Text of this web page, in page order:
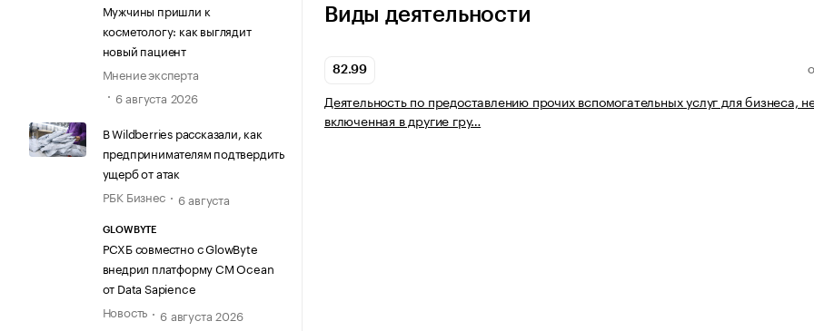
Мужчины пришли к
косметологу: как выглядит
новый пациент
Мнение эксперта
6 августа 2026
В Wildberries рассказали, как
предпринимателям подтвердить
ущерб от атак
РБК Бизнес
6 августа
GLOWBYTE
РСХБ совместно с GlowByte
внедрил платформу CM Ocean
от Data Sapience
Новость
6 августа 2026
Виды деятельности
82.99
Деятельность по предоставлению прочих вспомогательных услуг для бизнеса,
включенная в другие гру…